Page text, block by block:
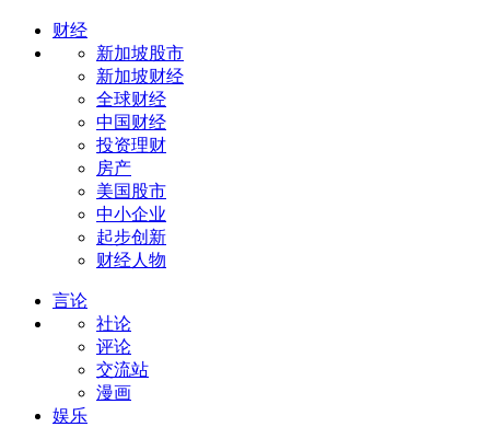
财经
新加坡股市
新加坡财经
全球财经
中国财经
投资理财
房产
美国股市
中小企业
起步创新
财经人物
言论
社论
评论
交流站
漫画
娱乐